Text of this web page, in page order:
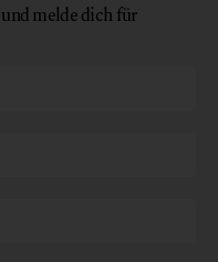
melde dich für